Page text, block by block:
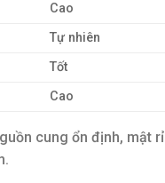
Cao
Tự nhiên
Tốt
Cao
cung ổn định,